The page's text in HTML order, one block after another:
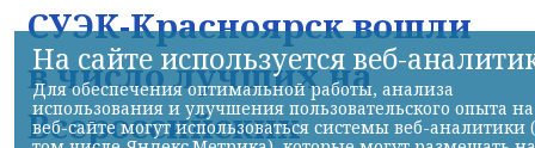
СУЭК-Красноярск вошли
в число лучших на
Всероссийских
На сайте используется веб-
Для обеспечения оптимальной работы, анализа
использования и улучшения пользовательского опыта на
веб-сайте могут использоваться системы веб-аналитики